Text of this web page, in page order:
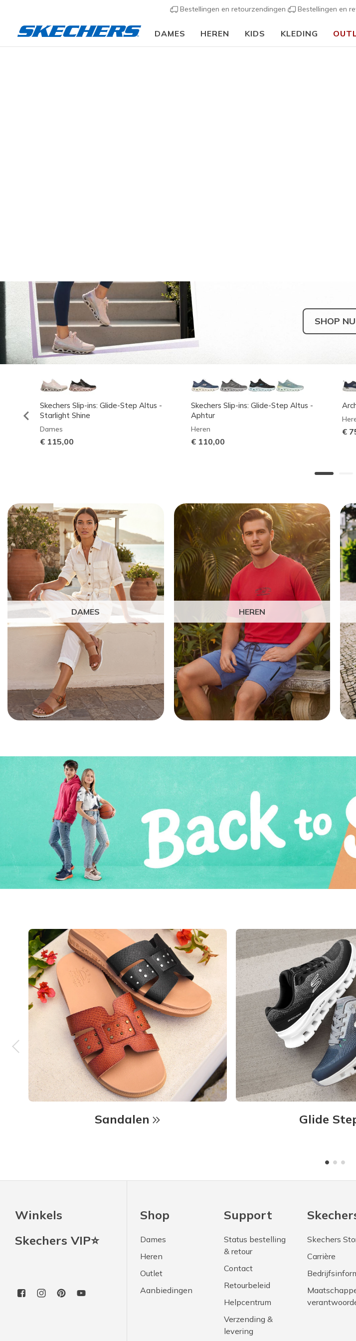
Bestellingen en retourzendingen Bestellingen en
DAMES HEREN KIDS KLEDING
SHOP NU
Skechers Slip-ins: Glide-Step Altus -
Starlight Shine
Dames
€ 115,00
Skechers Slip-ins: Glide-Step Altus -
Aphtur
Heren
€ 110,00
€
DAMES HEREN
Sandalen Glide
Winkels
Skechers VIP⭐
Shop
Dames
Heren
Outlet
Aanbiedingen
Support
Status bestelling
& retour
Contact
Retourbeleid
Helpcentrum
Verzending &
levering
Skechers
Carrière